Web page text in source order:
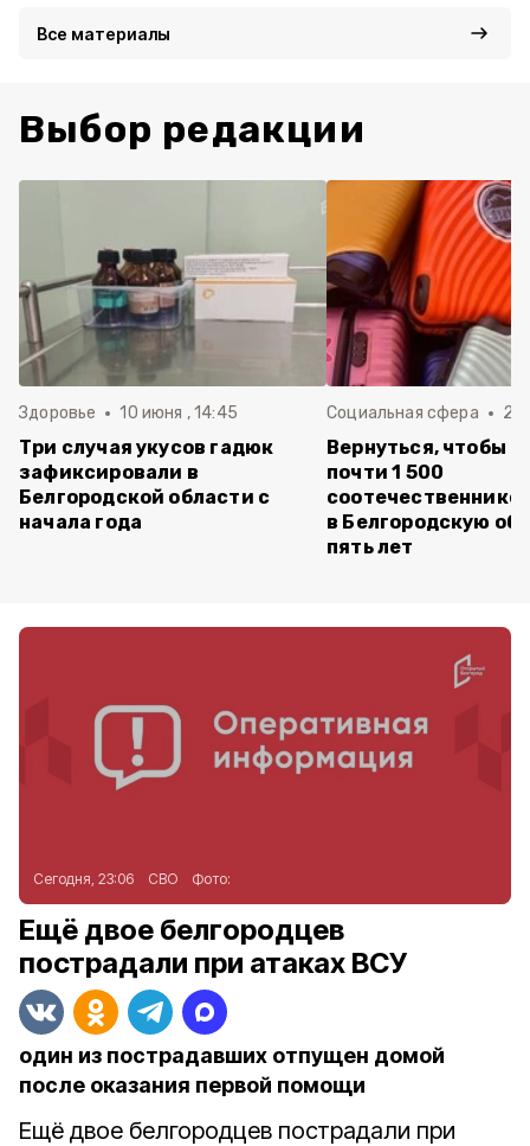
Все материалы
Выбор редакции
Здоровье 10 июня , 14:45
Три случая укусов гадюк
зафиксировали в
Белгородской области с
начала года
Социальная сфера 20
Вернуться, чтобы
почти 1 500
в Белгородскую
пять лет
Сегодня, 23:06 СВО Фото:
Ещё двое белгородцев
пострадали при атаках ВСУ
один из пострадавших отпущен домой
после оказания первой помощи
Ещё двое белгородцев пострадали при